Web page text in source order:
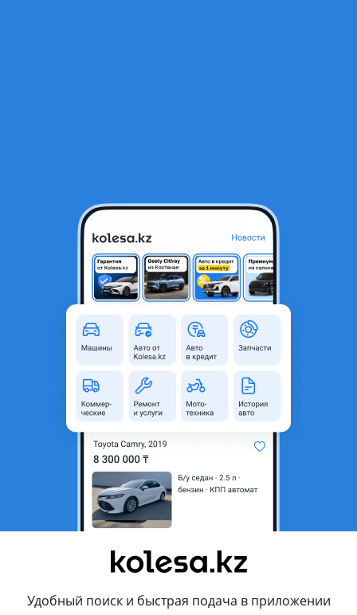
Удобный поиск и быстрая подача в приложении
Объявление находится в архиве и может быть
Алматы, Алматинская
Оригинальность
Оригинал
Возможна рассрочка или
Подходит на авто